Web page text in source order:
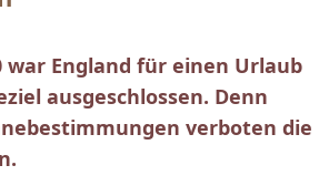
war England für einen Urlaub
ausgeschlossen. Denn
verboten die